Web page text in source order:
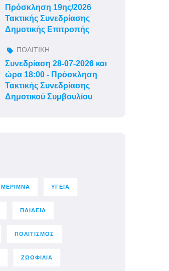
Πρόσκληση 19ης/2026
Τακτικής Συνεδρίασης
Δημοτικής Επιτροπής
ΠΟΛΙΤΙΚΗ
Συνεδρίαση 28-07-2026 και
ώρα 18:00 - Πρόσκληση
Τακτικής Συνεδρίασης
Δημοτικού Συμβουλίου
ΥΓΕΙΑ
ΠΑΙΔΕΙΑ
ΠΟΛΙΤΙΣΜΟΣ
ΖΩΟΦΙΛΙΑ